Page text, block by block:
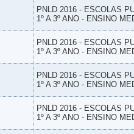
PNLD 2016 - ESCOLAS
1º A 3º ANO - ENSINO
PNLD 2016 - ESCOLAS
1º A 3º ANO - ENSINO
PNLD 2016 - ESCOLAS
1º A 3º ANO - ENSINO
PNLD 2016 - ESCOLAS
1º A 3º ANO - ENSINO